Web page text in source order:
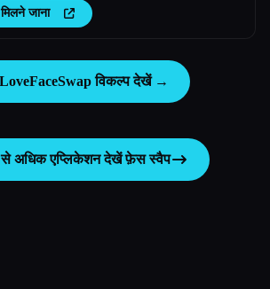
मिलने जाना
विकल्प देखें →
से अधिक एप्लिकेशन देखेंफ़ेस स्वैप